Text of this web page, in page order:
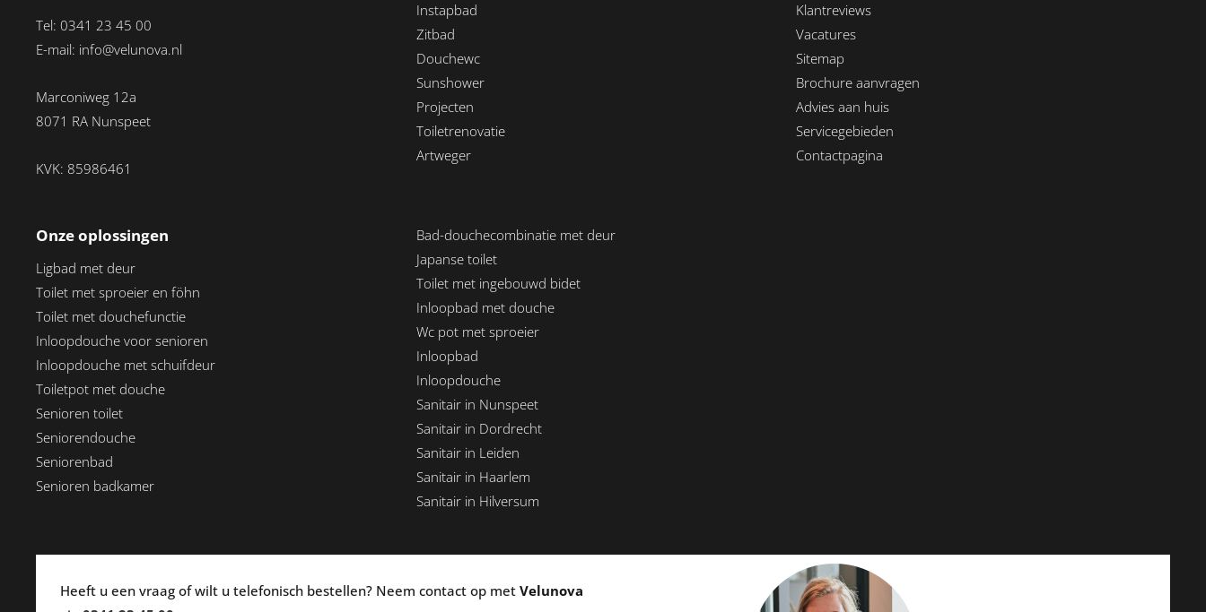
Tel: 0341 23 45 00
E-mail: info@velunova.nl
Marconiweg 12a
8071 RA Nunspeet
KVK: 85986461
Instapbad
Zitbad
Douchewc
Sunshower
Projecten
Toiletrenovatie
Artweger
Klantreviews
Vacatures
Sitemap
Brochure aanvragen
Advies aan huis
Servicegebieden
Contactpagina
Onze oplossingen
Ligbad met deur
Toilet met sproeier en föhn
Toilet met douchefunctie
Inloopdouche voor senioren
Inloopdouche met schuifdeur
Toiletpot met douche
Senioren toilet
Seniorendouche
Seniorenbad
Senioren badkamer
Bad-douchecombinatie met deur
Japanse toilet
Toilet met ingebouwd bidet
Inloopbad met douche
Wc pot met sproeier
Inloopbad
Inloopdouche
Sanitair in Nunspeet
Sanitair in Dordrecht
Sanitair in Leiden
Sanitair in Haarlem
Sanitair in Hilversum
Heeft u een vraag of wilt u telefonisch bestellen? Neem contact op met Velunova